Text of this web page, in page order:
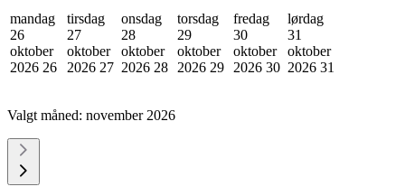
mandag
26
oktober
2026 26
tirsdag
27
oktober
2026 27
onsdag
28
oktober
2026 28
torsdag
29
oktober
2026 29
fredag
30
oktober
2026 30
lørdag
31
oktober
2026 31
Valgt måned: november 2026